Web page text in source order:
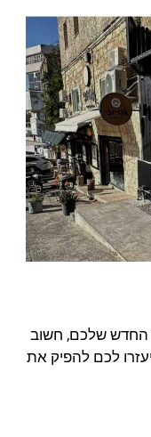
החדש שלכם, חשוב
לכם להפיק את